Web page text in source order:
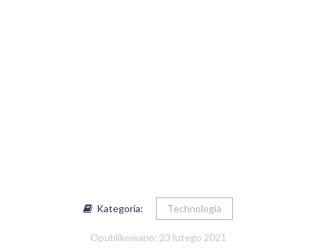
Kategoria: Technologia
Opublikowano: 23 lutego 2021